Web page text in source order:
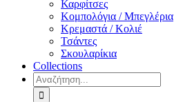
Καρφίτσες
Κομπολόγια / Μπεγλέρια
Κρεμαστά / Κολιέ
Τσάντες
Σκουλαρίκια
Collections
Αναζήτηση
για: